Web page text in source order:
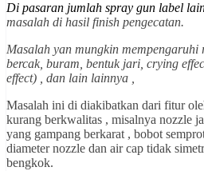
Di pasaran jumlah spray gun label
masalah di hasil finish pengecatan.
Masalah yan mungkin mempengaruhi
bercak, buram, bentuk jari, crying
effect) , dan lain lainnya ,
Masalah ini di diakibatkan dari fitur
kurang berkwalitas , misalnya nozzle
yang gampang berkarat , bobot
diameter nozzle dan air cap tidak
bengkok.